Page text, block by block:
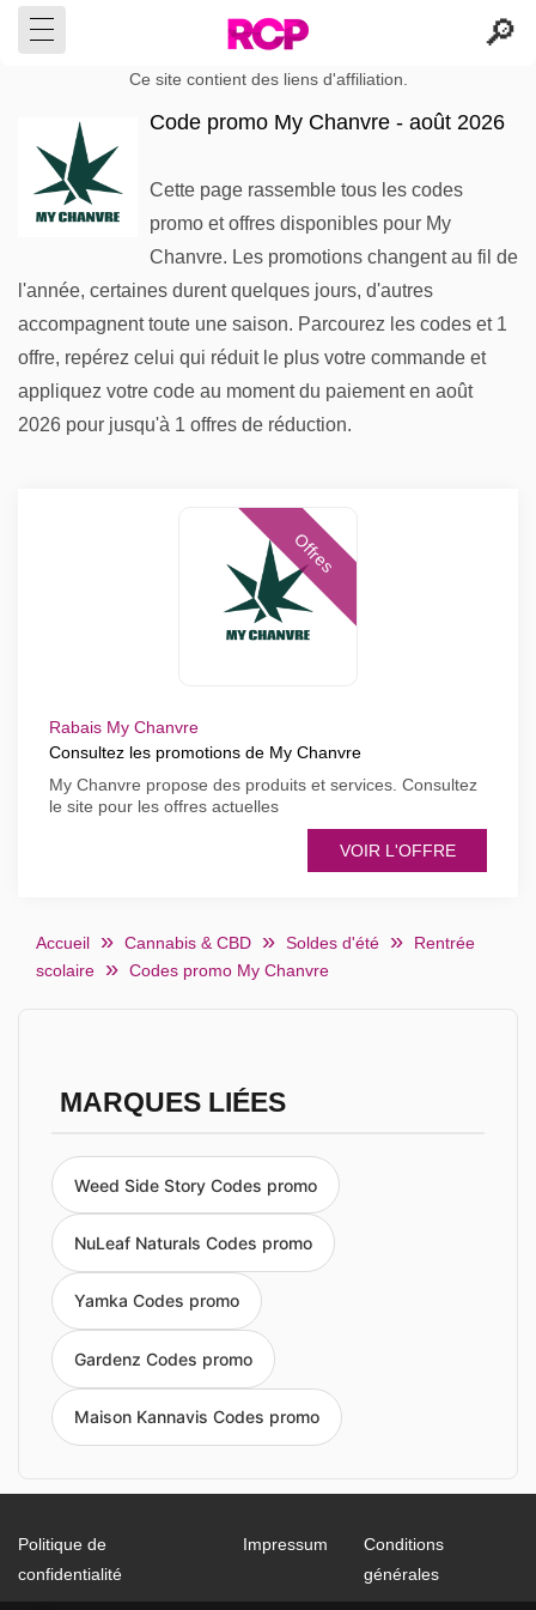
Ce site contient des liens d'affiliation.
Code promo My Chanvre - août 2026
Cette page rassemble tous les codes
promo et offres disponibles pour My
Chanvre. Les promotions changent au fil de
l'année, certaines durent quelques jours, d'autres
accompagnent toute une saison. Parcourez les codes et 1
offre, repérez celui qui réduit le plus votre commande et
appliquez votre code au moment du paiement en août
2026 pour jusqu'à 1 offres de réduction.
Offres
Rabais My Chanvre
Consultez les promotions de My Chanvre
My Chanvre propose des produits et services. Consultez
le site pour les offres actuelles
VOIR L'OFFRE
Accueil Cannabis & CBD Soldes d'été
Rentrée
scolaire
Codes promo My Chanvre
MARQUES LIÉES
Weed Side Story Codes promo
NuLeaf Naturals Codes promo
Yamka Codes promo
Gardenz Codes promo
Maison Kannavis Codes promo
Politique de
confidentialité
Impressum
Conditions
générales